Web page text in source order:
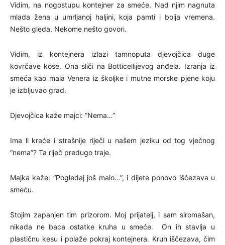
Vidim, na nogostupu kontejner za smeće. Nad njim nagnuta
mlada žena u umrljanoj haljini, koja pamti i bolja vremena.
Nešto gleda. Nekome nešto govori.
Vidim, iz kontejnera izlazi tamnoputa djevojčica duge
kovrčave kose. Ona sliči na Botticellijevog anđela. Izranja iz
smeća kao mala Venera iz školjke i mutne morske pjene koju
je izbljuvao grad.
Djevojčica kaže majci: “Nema…”
Ima li kraće i strašnije riječi u našem jeziku od tog vječnog
“nema”? Ta riječ predugo traje.
Majka kaže: “Pogledaj još malo…”, i dijete ponovo iščezava u
smeću.
Stojim zapanjen tim prizorom. Moj prijatelj, i sam siromašan,
nikada ne baca ostatke kruha u smeće. On ih stavlja u
plastičnu kesu i polaže pokraj kontejnera. Kruh iščezava, čim